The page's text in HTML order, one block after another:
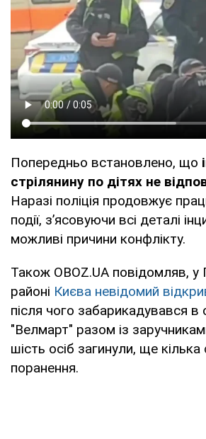
Попередньо встановлено, що
стрілянину по дітях не
Наразі поліція продовжує
події, з’ясовуючи всі деталі
можливі причини конфлікту.
Також OBOZ.UA повідомляв, у
районі Києва невідомий
після чого забарикадувався в
"Велмарт" разом із
шість осіб загинули, ще
поранення.